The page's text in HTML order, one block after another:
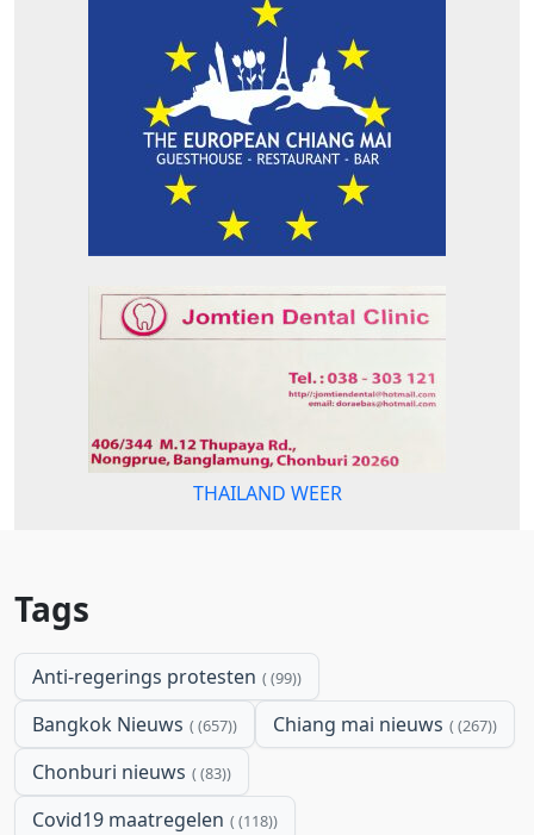
THAILAND WEER
Tags
Anti-regerings protesten (99)
Bangkok Nieuws (657) Chiang mai nieuws (267)
Chonburi nieuws (83)
Covid19 maatregelen (118)